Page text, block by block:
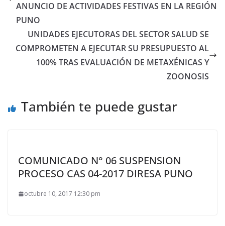
ANUNCIO DE ACTIVIDADES FESTIVAS EN LA REGIÓN
PUNO
UNIDADES EJECUTORAS DEL SECTOR SALUD SE
COMPROMETEN A EJECUTAR SU PRESUPUESTO AL
100% TRAS EVALUACIÓN DE METAXÉNICAS Y
ZOONOSIS
También te puede gustar
COMUNICADO N° 06 SUSPENSION
PROCESO CAS 04-2017 DIRESA PUNO
octubre 10, 2017 12:30 pm